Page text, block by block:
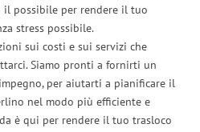
possibile per rendere il tuo
stress possibile.
sui costi e sui servizi che
Siamo pronti a fornirti un
per aiutarti a pianificare il
nel modo più efficiente e
è qui per rendere il tuo trasloco